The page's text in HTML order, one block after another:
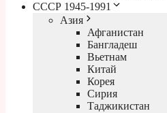
СССР 1945-1991
Азия
Афганистан
Бангладеш
Вьетнам
Китай
Корея
Сирия
Таджикистан